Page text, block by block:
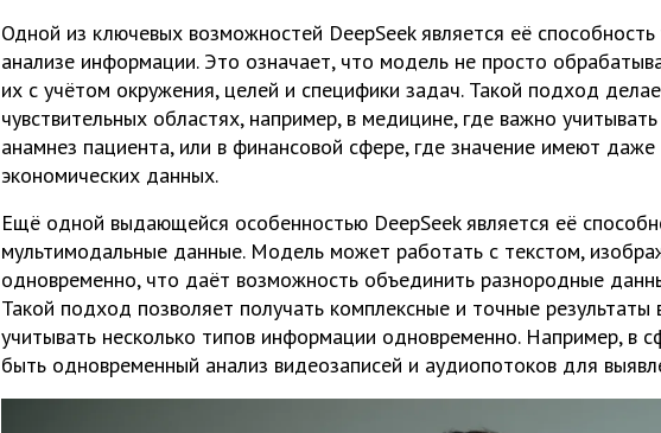
Одной из ключевых возможностей DeepSeek является её способность
анализе информации. Это означает, что модель не просто
их с учётом окружения, целей и специфики задач. Такой подход
чувствительных областях, например, в медицине, где важно
анамнез пациента, или в финансовой сфере, где значение имеют
экономических данных.
Ещё одной выдающейся особенностью DeepSeek является её
мультимодальные данные. Модель может работать с текстом,
одновременно, что даёт возможность объединить разнородные
Такой подход позволяет получать комплексные и точные результаты
учитывать несколько типов информации одновременно. Например, в
быть одновременный анализ видеозаписей и аудиопотоков для